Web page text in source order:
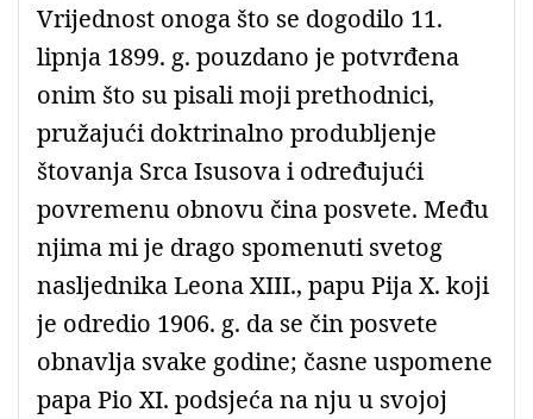
Vrijednost onoga što se dogodilo 11.
lipnja 1899. g. pouzdano je potvrđena
onim što su pisali moji prethodnici,
pružajući doktrinalno produbljenje
štovanja Srca Isusova i određujući
povremenu obnovu čina posvete. Među
njima mi je drago spomenuti svetog
nasljednika Leona XIII., papu Pija X. koji
je odredio 1906. g. da se čin posvete
obnavlja svake godine; časne uspomene
papa Pio XI. podsjeća na nju u svojoj